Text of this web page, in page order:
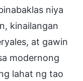
niya
kinailangan
at gawin
modernong
lahat ng tao